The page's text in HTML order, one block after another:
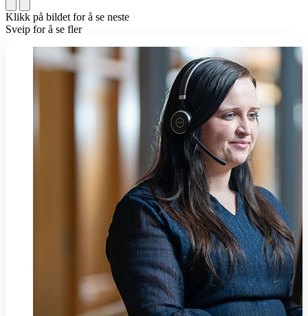
Klikk på bildet for å se neste
Sveip for å se fler